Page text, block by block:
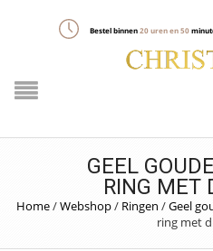
Bestel binnen20uren en50
GEEL
RING MET
Home/Webshop/ Ringen /Geel
ring met